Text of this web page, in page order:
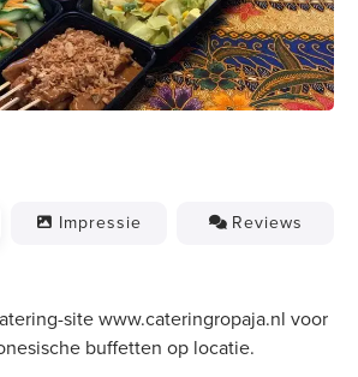
Impressie Reviews
site www.cateringropaja.nl voor
buffetten op locatie.